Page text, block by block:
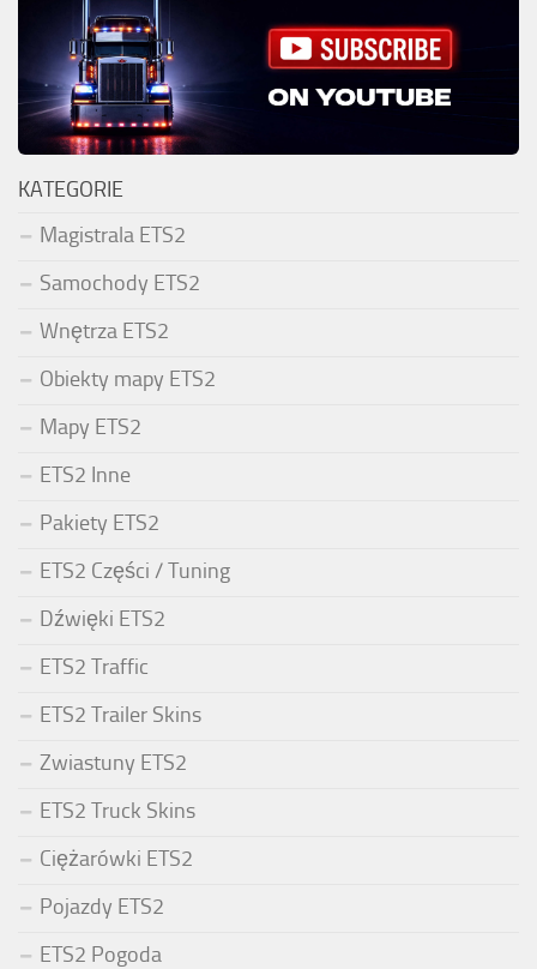
KATEGORIE
Magistrala ETS2
Samochody ETS2
Wnętrza ETS2
Obiekty mapy ETS2
Mapy ETS2
ETS2 Inne
Pakiety ETS2
ETS2 Części / Tuning
Dźwięki ETS2
ETS2 Traffic
ETS2 Trailer Skins
Zwiastuny ETS2
ETS2 Truck Skins
Ciężarówki ETS2
Pojazdy ETS2
ETS2 Pogoda